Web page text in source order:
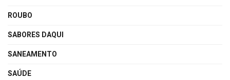
ROUBO
SABORES DAQUI
SANEAMENTO
SAÚDE